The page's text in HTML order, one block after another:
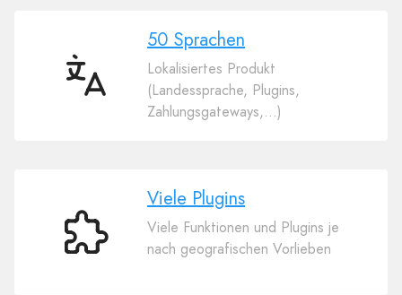
50
50 Sprachen
Lokalisiertes Produkt
(Landessprache, Plugins,
Zahlungsgateways,…)
Viele
Viele Plugins
Viele Funktionen und Plugins je
nach geografischen Vorlieben